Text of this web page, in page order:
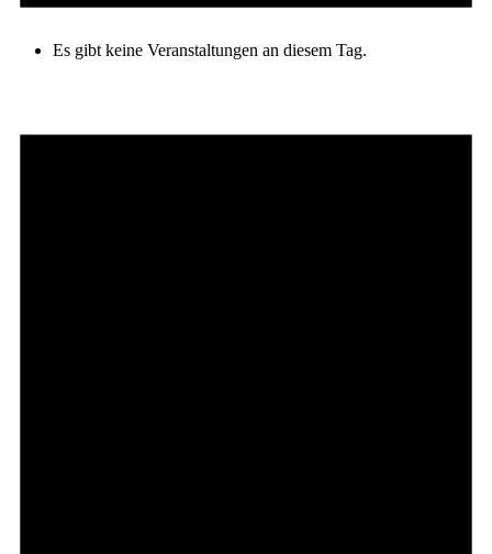
Es gibt keine Veranstaltungen an diesem Tag.